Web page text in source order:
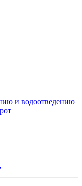
и водоотведению